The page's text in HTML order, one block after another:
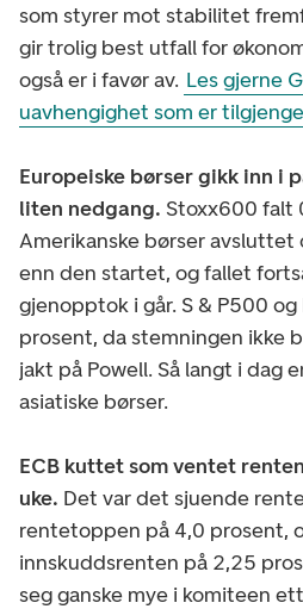
som styrer mot stabilitet
gir trolig best utfall for
også er i favør av. Les gjerne
uavhengighet som er
Europeiske børser gikk inn i
liten nedgang. Stoxx600 falt
Amerikanske børser avsluttet
enn den startet, og fallet
gjenopptok i går. S & P500
prosent, da stemningen ikke
jakt på Powell. Så langt i dag
asiatiske børser.
ECB kuttet som ventet
uke. Det var det sjuende
rentetoppen på 4,0 prosent,
innskuddsrenten på 2,25
seg ganske mye i komiteen